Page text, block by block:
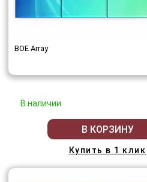
BOE Array
В наличии
В КОРЗИНУ
Купить в 1 клик